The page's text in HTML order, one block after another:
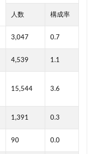
人数 構成率
3,047 0.7
4,539 1.1
15,544 3.6
1,391 0.3
90 0.0